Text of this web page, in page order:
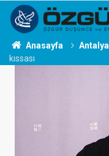
Anasayfa Antalya
kıssası